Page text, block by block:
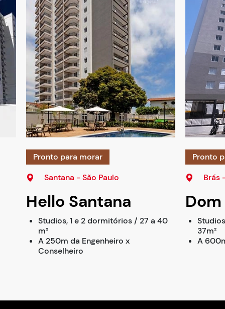
Pronto para morar
Santana - São Paulo
Hello Santana
Studios, 1 e 2 dormitórios / 27 a 40
m²
A 250m da Engenheiro x
Conselheiro
Pronto
Brás
37m²
A